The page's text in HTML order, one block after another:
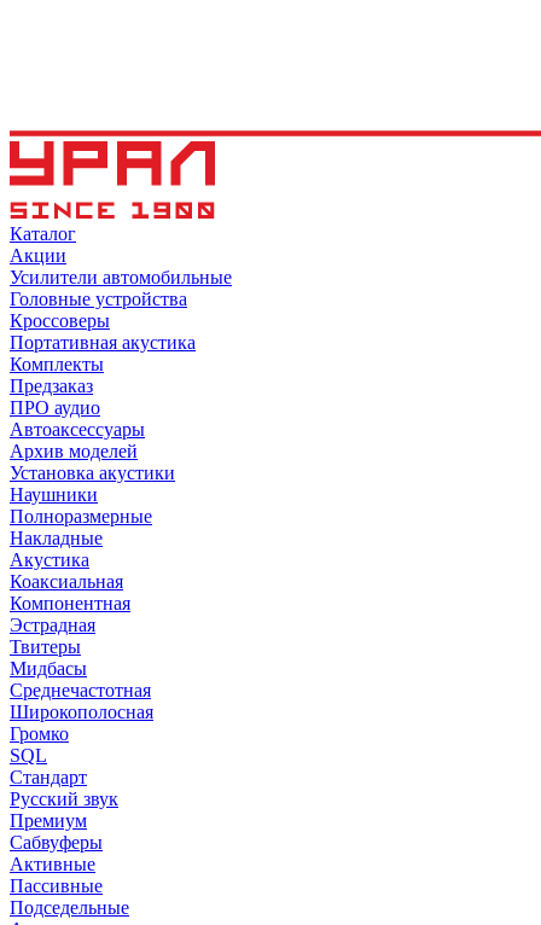
Каталог
Акции
Усилители автомобильные
Головные устройства
Кроссоверы
Портативная акустика
Комплекты
Предзаказ
ПРО аудио
Автоаксессуары
Архив моделей
Установка акустики
Наушники
Полноразмерные
Накладные
Акустика
Коаксиальная
Компонентная
Эстрадная
Твитеры
Мидбасы
Среднечастотная
Широкополосная
Громко
SQL
Стандарт
Русский звук
Премиум
Сабвуферы
Активные
Пассивные
Подседельные